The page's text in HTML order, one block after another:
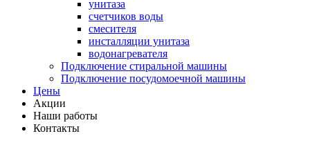
унитаза
счетчиков воды
смесителя
инсталляции унитаза
водонагревателя
Подключение стиральной машины
Подключение посудомоечной машины
Цены
Акции
Наши работы
Контакты